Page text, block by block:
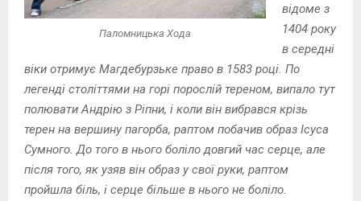
Паломницька Хода
відоме з
1404 року
в середні
віки отримує Магдебурзьке право в 1583 році. По
легенді століттями на горі порослій тереном, випало тут
полювати Андрію з Ріпни, і коли він вибрався крізь
терен на вершину пагорба, раптом побачив образ Ісуса
Сумного. До того в нього боліло довгий час серце, але
після того, як узяв він образ у свої руки, раптом
пройшла біль, і серце більше в нього не боліло.